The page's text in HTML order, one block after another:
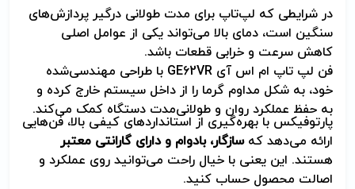
در شرایطی که لپ‌تاپ برای مدت طولانی درگیر پردازش‌های
سنگین است، دمای بالا می‌تواند یکی از عوامل اصلی
کاهش سرعت و خرابی قطعات باشد.
فن لپ تاپ ام اس آی GE62VR با طراحی مهندسی‌شده
خود، به شکل مداوم گرما را از داخل سیستم خارج کرده و
به حفظ عملکرد روان و طولانی‌مدت دستگاه کمک می‌کند.
پارتوفیکس با بهره‌گیری از استانداردهای کیفی بالا، فن‌هایی
ارائه می‌دهد کهسازگار، بادوام و دارای گارانتی معتبر
هستند. این یعنی با خیال راحت می‌توانید روی عملکرد و
اصالت محصول حساب کنید.